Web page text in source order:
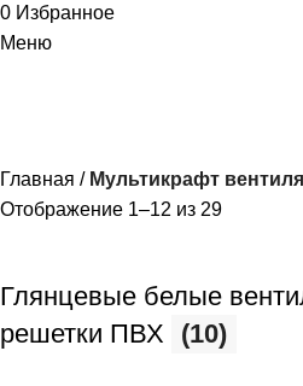
0 Избранное
Меню
Главная
Мультикрафт
Отображение 1–12 из 29
Глянцевые белые
решетки ПВХ
(10)